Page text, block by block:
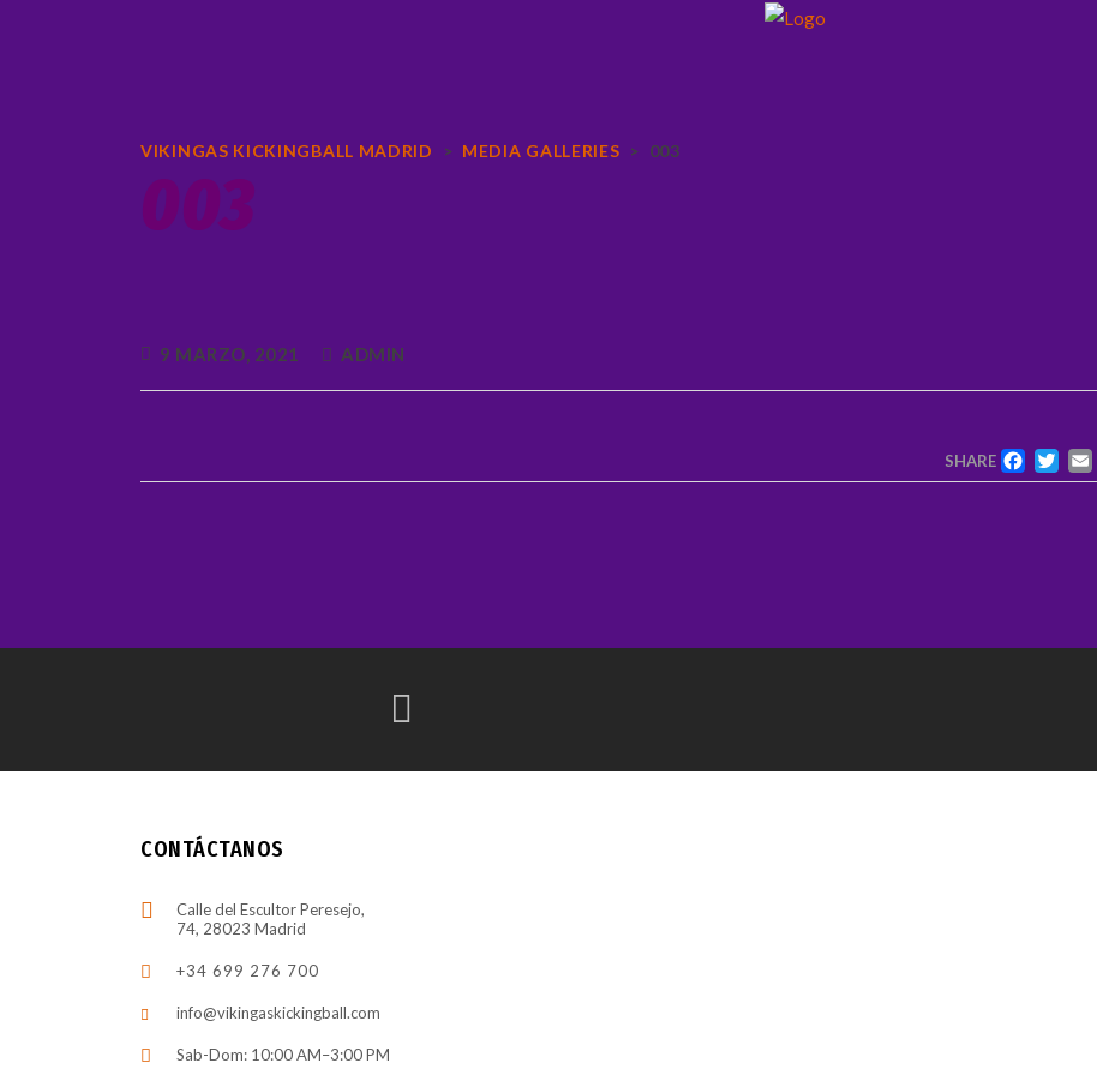
VIKINGAS KICKINGBALL MADRID > MEDIA GALLERIES > 003
9 MARZO, 2021 ADMIN
SHARE
CONTÁCTANOS
Calle del Escultor Peresejo,
74, 28023 Madrid
+34 699 276 700
info@vikingaskickingball.com
Sab-Dom: 10:00 AM–3:00 PM